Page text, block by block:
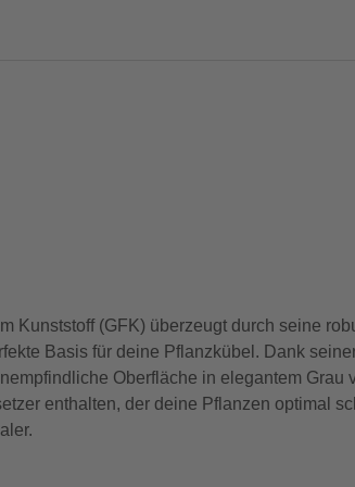
Kunststoff (GFK) überzeugt durch seine
Basis für deine Pflanzkübel. Dank
Oberfläche in elegantem Grau
enthalten, der deine Pflanzen optimal